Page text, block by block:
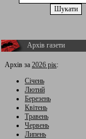
Архів газети
Архів за 2026 рік:
Січень
Лютий
Березень
Квітень
Травень
Червень
Липень